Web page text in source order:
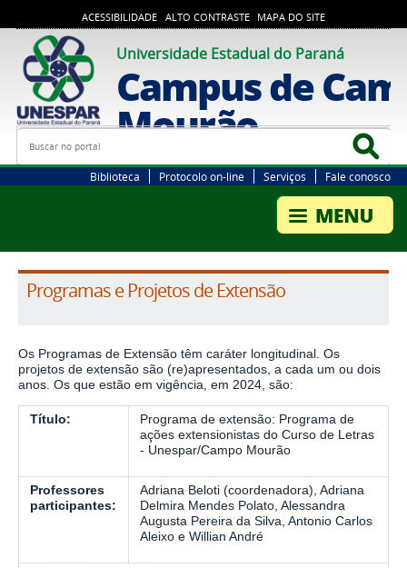
ACESSIBILIDADE ALTO CONTRASTE MAPA DO SITE
Universidade Estadual do Paraná
Campus de
Mourão
Busca
Biblioteca Protocolo on-line Serviços Fale conosco
Programas e Projetos de Extensão
Os Programas de Extensão têm caráter longitudinal. Os
projetos de extensão são (re)apresentados, a cada um ou dois
anos. Os que estão em vigência, em 2024, são:
Título:
Programa de extensão: Programa de
ações extensionistas do Curso de Letras
- Unespar/Campo Mourão
Professores
participantes:
Adriana Beloti (coordenadora), Adriana
Delmira Mendes Polato, Alessandra
Augusta Pereira da Silva, Antonio Carlos
Aleixo e Willian André